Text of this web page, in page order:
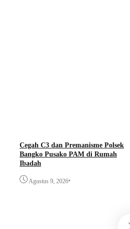
Cegah C3 dan Premanisme Polsek
Bangko Pusako PAM di Rumah
Ibadah
Agustus 9, 2026•